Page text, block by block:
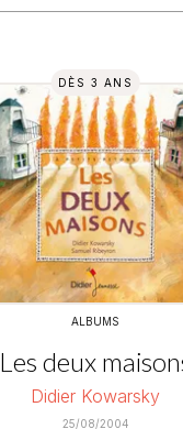
DÈS 3 ANS
ALBUMS
Les deux
Didier Kowarsky
25/08/2004